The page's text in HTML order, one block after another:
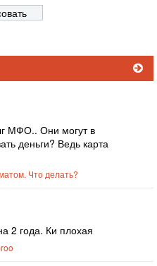
МФО.. Они могут в
деньги? Ведь карта
Что делать?
2 года. Ки плохая